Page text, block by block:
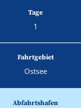
Tage
1
Fahrtgebiet
Ostsee
Abfahrtshafen